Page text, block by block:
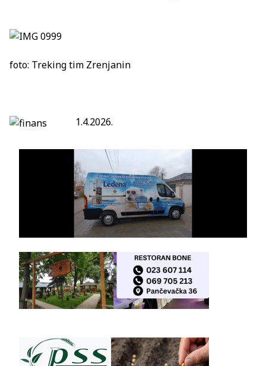
foto: Treking tim Zrenjanin
1.4.2026.